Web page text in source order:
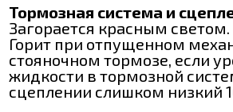
Тормозная система и
Загорается красным светом.
Горит при отпущенном
стояночном тормозе, если
жидкости в тормозной
сцеплении слишком низкий